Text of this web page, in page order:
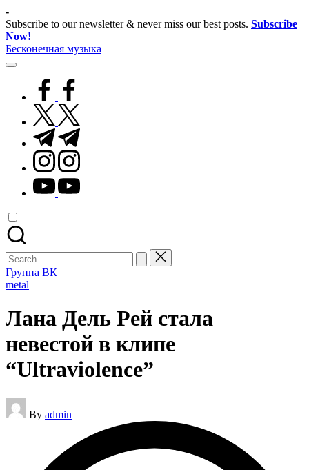
Skip
to
content
-
Subscribe to our newsletter & never miss our best posts. Subscribe
Now!
Бесконечная музыка
facebook.com
twitter.com
t.me
instagram.com
youtube.com
Search
for:
Группа ВК
Posted
metal
Лана Дель Рей стала
невестой в клипе
“Ultraviolence”
Posted
by
By admin